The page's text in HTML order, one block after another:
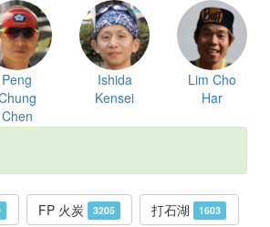
Peng
Chen
Ishida
Kensei
Lim Cho
Har
FP 火炭 3205 打石湖 1603